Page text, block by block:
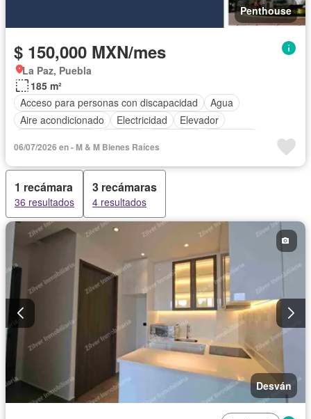
Penthouse
$ 150,000 MXN/mes
La Paz, Puebla
185 m²
Acceso para personas con discapacidad
Agua
Aire acondicionado
Electricidad
Elevador
Terraza
Vista panorámica
Wifi
Completamente amueblado
06/07/2026 en - M & M Bienes Raíces
1 recámara
36 resultados
3 recámaras
4 resultados
Desván